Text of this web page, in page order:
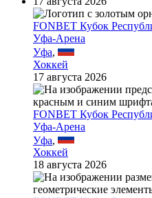
FONBET Кубок
Уфа-Арена
Уфа,
Хоккей
17 августа 2026
FONBET Кубок
Уфа-Арена
Уфа,
Хоккей
18 августа 2026